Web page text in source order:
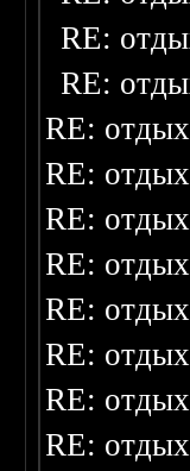
RE:
RE:
RE:
RE:
RE:
RE:
RE:
RE:
RE:
RE: